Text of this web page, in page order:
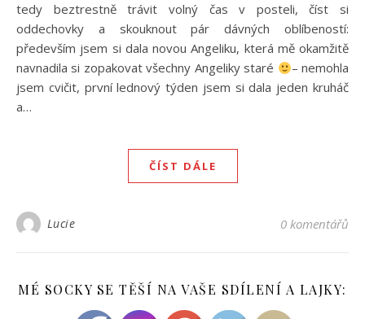
tedy beztrestně trávit volný čas v posteli, číst si
oddechovky a skouknout pár dávných oblíbeností:
především jsem si dala novou Angeliku, která mě okamžitě
navnadila si zopakovat všechny Angeliky staré
– nemohla
jsem cvičit, první lednový týden jsem si dala jeden kruháč
a…
ČÍST DÁLE
Lucie 0 komentářů
MÉ SOCKY SE TĚŠÍ NA VAŠE SDÍLENÍ A LAJKY: